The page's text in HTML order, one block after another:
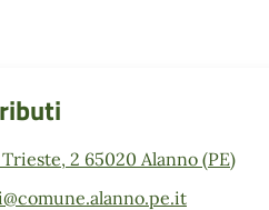
2 65020 Alanno (PE)